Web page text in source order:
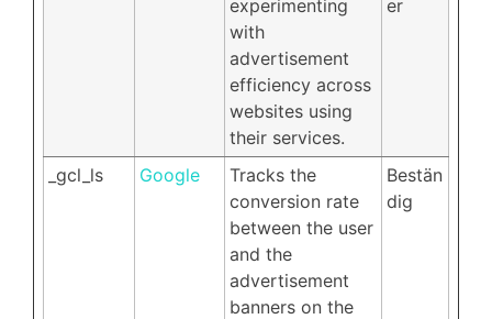
experimenting
with
advertisement
efficiency across
websites using
their services.
er
_gcl_ls Google
Tracks the
conversion rate
between the user
and the
advertisement
banners on the
Bestän
dig